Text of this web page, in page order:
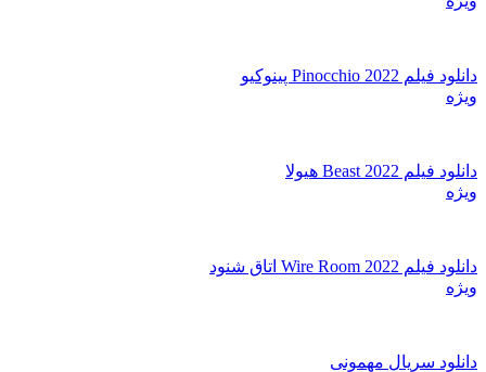
دانلود فیلم Pinocchio 2022 پینوکیو
ویژه
دانلود فیلم Beast 2022 هیولا
ویژه
دانلود فیلم Wire Room 2022 اتاق شنود
ویژه
دانلود سریال مهمونی